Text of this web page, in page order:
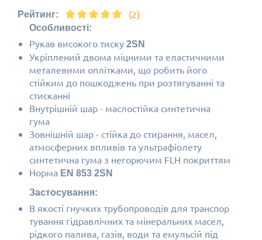
Рейтинг: (2)
Особливості:
Рукав високого тиску 2SN
Укріплений двома міцними та еластичними
металевими оплітками, що робить його
стійким до пошкоджень при розтягуванні та
стисканні
Внутрішній шар - маслостійка синтетична
гума
Зовнішній шар - стійка до стирання, масел,
атмосферних впливів та ультрафіолету
синтетична гума з негорючим FLH покриттям
Норма EN 853 2SN
Застосування:
В якості гнучких трубопроводів для транспор
тування гідравлічних та мінеральних масел,
рідкого палива, газів, води та емульсій під